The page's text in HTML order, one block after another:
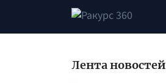
Лента новостей